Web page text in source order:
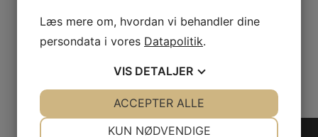
Som tidligere sygeplejerske er Trine Melhaven
Hansen optaget af at gøre en forskel for
Læs mere om, hvordan vi behandler dine
persondata i vores Datapolitik.
VIS DETALJER
NEJ JA
KUN NØDVENDIGE
ACCEPTER ALLE